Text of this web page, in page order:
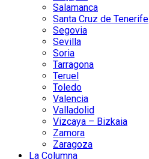
Salamanca
Santa Cruz de Tenerife
Segovia
Sevilla
Soria
Tarragona
Teruel
Toledo
Valencia
Valladolid
Vizcaya – Bizkaia
Zamora
Zaragoza
La Columna